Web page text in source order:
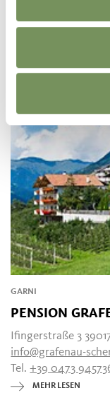
GARNI
PENSION
Ifingerstraße 3
info@grafenau-
Tel.+39 0473
MEHR LESEN